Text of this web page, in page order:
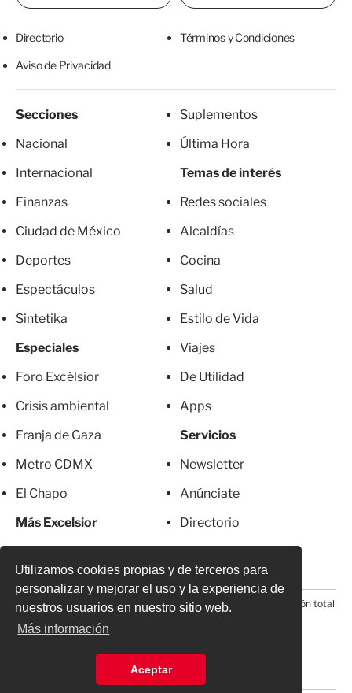
Utilizamos cookies propias y de terceros para
personalizar y mejorar el uso y la experiencia de
nuestros usuarios en nuestro sitio web.
Más información
Aceptar
Directorio Términos y Condiciones
Aviso de Privacidad
Secciones
Nacional
Internacional
Finanzas
Ciudad de México
Deportes
Espectáculos
Sintetika
Especiales
Foro Excélsior
Crisis ambiental
Franja de Gaza
Metro CDMX
El Chapo
Más Excelsior
Suplementos
Última Hora
Temas de interés
Redes sociales
Alcaldías
Cocina
Salud
Estilo de Vida
Viajes
De Utilidad
Apps
Servicios
Newsletter
Anúnciate
Directorio
© 2026 Todos los derechos reservados. Prohibida la reproducción total
o parcial, incluyendo cualquier medio electrónico*